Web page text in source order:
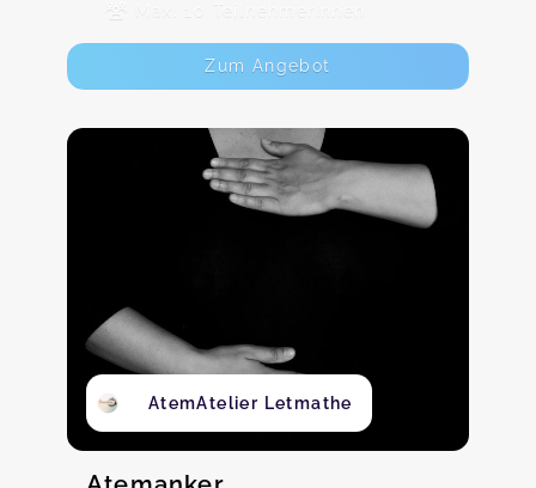
Max. 10 TeilnehmerInnen
Zum Angebot
AtemAtelier Letmathe